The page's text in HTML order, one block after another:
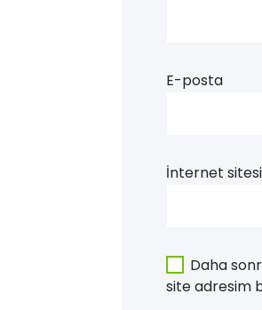
E-posta
İnternet sitesi
Daha
site adresim